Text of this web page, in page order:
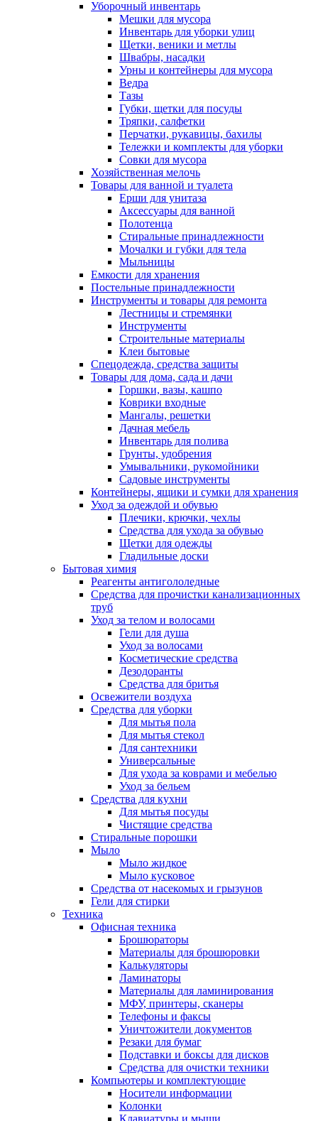
Уборочный инвентарь
Мешки для мусора
Инвентарь для уборки улиц
Щетки, веники и метлы
Швабры, насадки
Урны и контейнеры для мусора
Ведра
Тазы
Губки, щетки для посуды
Тряпки, салфетки
Перчатки, рукавицы, бахилы
Тележки и комплекты для уборки
Совки для мусора
Хозяйственная мелочь
Товары для ванной и туалета
Ерши для унитаза
Аксессуары для ванной
Полотенца
Стиральные принадлежности
Мочалки и губки для тела
Мыльницы
Емкости для хранения
Постельные принадлежности
Инструменты и товары для ремонта
Лестницы и стремянки
Инструменты
Строительные материалы
Клеи бытовые
Спецодежда, средства защиты
Товары для дома, сада и дачи
Горшки, вазы, кашпо
Коврики входные
Мангалы, решетки
Дачная мебель
Инвентарь для полива
Грунты, удобрения
Умывальники, рукомойники
Садовые инструменты
Контейнеры, ящики и сумки для хранения
Уход за одеждой и обувью
Плечики, крючки, чехлы
Средства для ухода за обувью
Щетки для одежды
Гладильные доски
Бытовая химия
Реагенты антигололедные
Средства для прочистки канализационных
труб
Уход за телом и волосами
Гели для душа
Уход за волосами
Косметические средства
Дезодоранты
Средства для бритья
Освежители воздуха
Средства для уборки
Для мытья пола
Для мытья стекол
Для сантехники
Универсальные
Для ухода за коврами и мебелью
Уход за бельем
Средства для кухни
Для мытья посуды
Чистящие средства
Стиральные порошки
Мыло
Мыло жидкое
Мыло кусковое
Средства от насекомых и грызунов
Гели для стирки
Техника
Офисная техника
Брошюраторы
Материалы для брошюровки
Калькуляторы
Ламинаторы
Материалы для ламинирования
МФУ, принтеры, сканеры
Телефоны и факсы
Уничтожители документов
Резаки для бумаг
Подставки и боксы для дисков
Средства для очистки техники
Компьютеры и комплектующие
Носители информации
Колонки
Клавиатуры и мыши